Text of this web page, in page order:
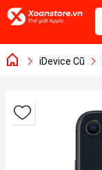
iDevice Cũ